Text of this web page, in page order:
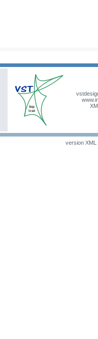
version